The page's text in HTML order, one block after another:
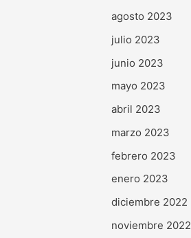
agosto 2023
julio 2023
junio 2023
mayo 2023
abril 2023
marzo 2023
febrero 2023
enero 2023
diciembre 2022
noviembre 2022